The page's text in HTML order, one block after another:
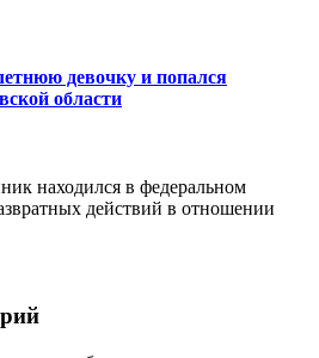
девочку и попался
области
находился в федеральном
действий в отношении